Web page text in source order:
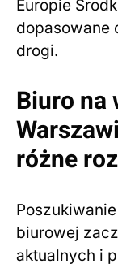
Europie
dopasowane
drogi.
Biuro na
różne
biurowej
aktualnych i